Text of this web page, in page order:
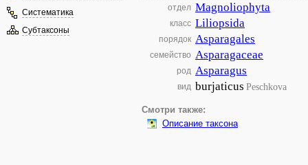
Систематика
Субтаксоны
отдел Magnoliophyta
класс Liliopsida
порядок Asparagales
семейство Asparagaceae
род Asparagus
вид burjaticus Peschkova
Смотри также:
Описание таксона